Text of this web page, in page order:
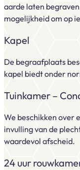
aarde laten
mogelijkheid om op
Kapel
De begraafplaats
kapel biedt onder
Tuinkamer –
We beschikken over
invulling van de
waardevol afscheid.
24 uur